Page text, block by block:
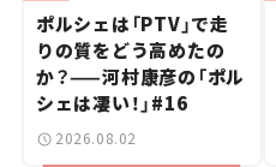
ポルシェは「PTV」で走
りの質をどう高めたの
か？——河村康彦の「ポル
シェは凄い！」#16
2026.08.02